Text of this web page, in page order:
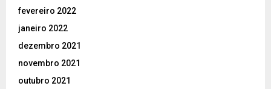
fevereiro 2022
janeiro 2022
dezembro 2021
novembro 2021
outubro 2021